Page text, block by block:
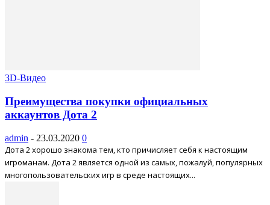
3D-Видео
Преимущества покупки официальных
аккаунтов Дота 2
admin - 23.03.2020 0
Дота 2 хорошо знакома тем, кто причисляет себя к настоящим
игроманам. Дота 2 является одной из самых, пожалуй, популярных
многопользовательских игр в среде настоящих...